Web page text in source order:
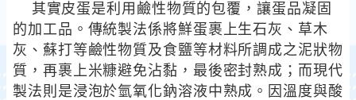
其實皮蛋是利用鹼性物質的包覆，讓蛋品凝固
的加工品。傳統製法係將鮮蛋裹上生石灰、草木
灰、蘇打等鹼性物質及食鹽等材料所調成之泥狀物
質，再裹上米糠避免沾黏，最後密封熟成；而現代
製法則是浸泡於氫氧化鈉溶液中熟成。因溫度與酸